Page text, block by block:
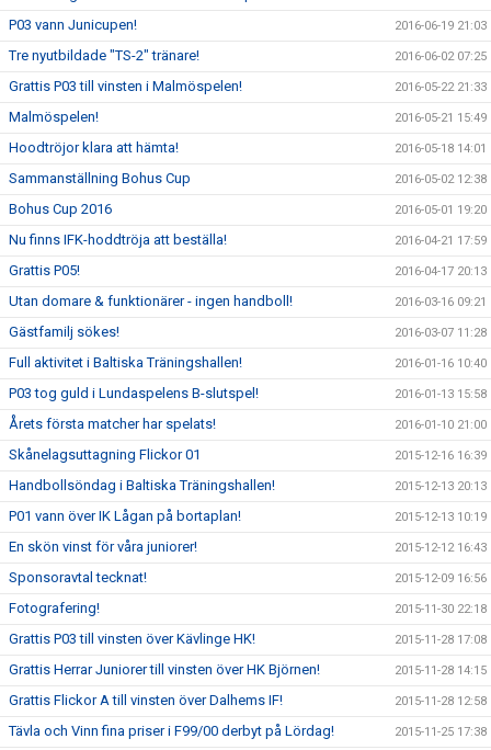
P03 vann Junicupen! 2016-06-19 21:03
Tre nyutbildade "TS-2" tränare! 2016-06-02 07:25
Grattis P03 till vinsten i Malmöspelen! 2016-05-22 21:33
Malmöspelen! 2016-05-21 15:49
Hoodtröjor klara att hämta! 2016-05-18 14:01
Sammanställning Bohus Cup 2016-05-02 12:38
Bohus Cup 2016 2016-05-01 19:20
Nu finns IFK-hoddtröja att beställa! 2016-04-21 17:59
Grattis P05! 2016-04-17 20:13
Utan domare & funktionärer - ingen handboll! 2016-03-16 09:21
Gästfamilj sökes! 2016-03-07 11:28
Full aktivitet i Baltiska Träningshallen! 2016-01-16 10:40
P03 tog guld i Lundaspelens B-slutspel! 2016-01-13 15:58
Årets första matcher har spelats! 2016-01-10 21:00
Skånelagsuttagning Flickor 01 2015-12-16 16:39
Handbollsöndag i Baltiska Träningshallen! 2015-12-13 20:13
P01 vann över IK Lågan på bortaplan! 2015-12-13 10:19
En skön vinst för våra juniorer! 2015-12-12 16:43
Sponsoravtal tecknat! 2015-12-09 16:56
Fotografering! 2015-11-30 22:18
Grattis P03 till vinsten över Kävlinge HK! 2015-11-28 17:08
Grattis Herrar Juniorer till vinsten över HK Björnen! 2015-11-28 14:15
Grattis Flickor A till vinsten över Dalhems IF! 2015-11-28 12:58
Tävla och Vinn fina priser i F99/00 derbyt på Lördag! 2015-11-25 17:38